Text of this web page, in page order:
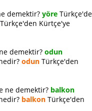
demektir? yöre
Türkçe'den Kürtçe'ye
demektir? odun
odun Türkçe'den
ne demektir? balkon
balkon Türkçe'den